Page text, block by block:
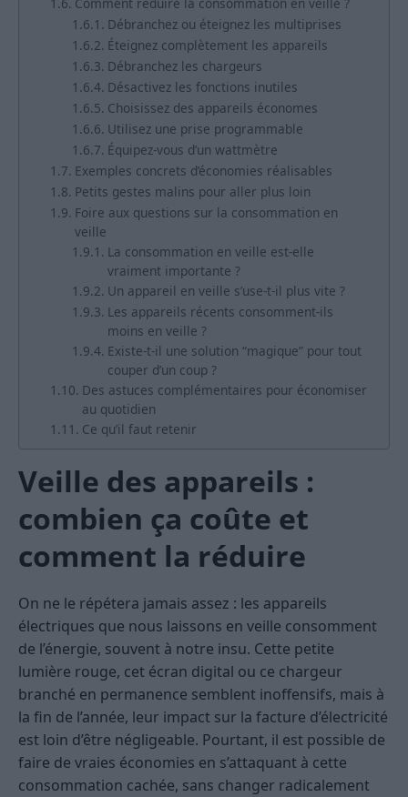
Débranchez ou éteignez les multiprises
Éteignez complètement les appareils
Débranchez les chargeurs
Désactivez les fonctions inutiles
Choisissez des appareils économes
Utilisez une prise programmable
Équipez-vous d’un wattmètre
Exemples concrets d’économies réalisables
Petits gestes malins pour aller plus loin
Foire aux questions sur la consommation en
veille
La consommation en veille est-elle
vraiment importante ?
Un appareil en veille s’use-t-il plus vite ?
Les appareils récents consomment-ils
moins en veille ?
Existe-t-il une solution “magique” pour tout
couper d’un coup ?
Des astuces complémentaires pour économiser
au quotidien
Ce qu’il faut retenir
Veille des appareils :
combien ça coûte et
comment la réduire
On ne le répétera jamais assez : les appareils
électriques que nous laissons en veille consomment
de l’énergie, souvent à notre insu. Cette petite
lumière rouge, cet écran digital ou ce chargeur
branché en permanence semblent inoffensifs, mais à
la fin de l’année, leur impact sur la facture d’électricité
est loin d’être négligeable. Pourtant, il est possible de
faire de vraies économies en s’attaquant à cette
consommation cachée, sans changer radicalement